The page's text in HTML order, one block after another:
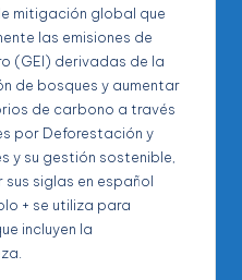
mitigación global que
las emisiones de
(GEI) derivadas de la
de bosques y aumentar
de carbono a través
por Deforestación y
y su gestión sostenible,
siglas en español
+ se utiliza para
incluyen la